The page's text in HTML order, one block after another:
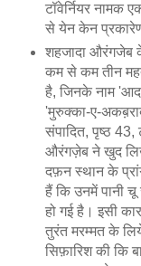
टॉवेर्नियर नामक
से येन केन
शहजादा औरंगजेब के
कम से कम तीन
है, जिनके नाम
'मुरुक्का-ए-
संपादित, पृष्ठ
औरंगज़ेब ने खुद
दफ़न स्थान के
हैं कि उनमें पानी चू
हो गई है। इसी
तुरंत मरम्मत के
सिफ़ारिश की कि